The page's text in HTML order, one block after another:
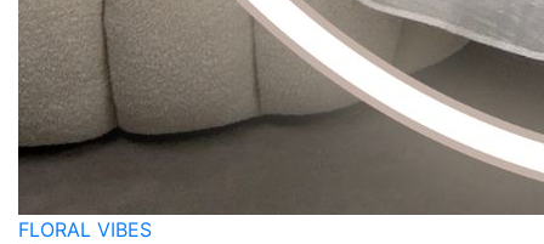
FLORAL VIBES